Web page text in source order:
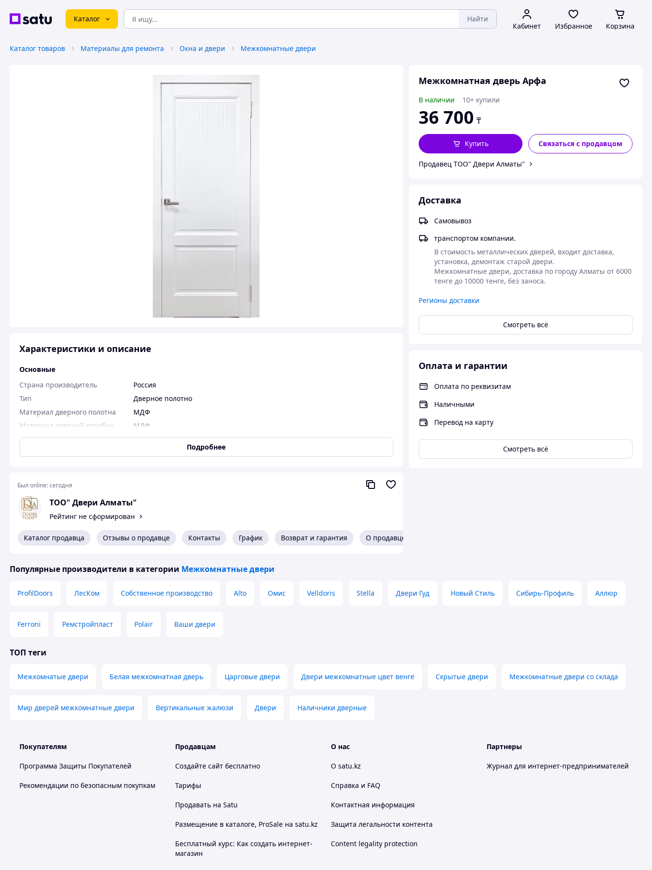
Каталог Найти
Кабинет Избранное Корзина
Каталог товаров Материалы для ремонта Окна и двери Межкомнатные двери
Межкомнатная дверь Арфа
В наличии 10+ купили
36 700 ₸
Купить Связаться с продавцом
Продавец ТОО" Двери Алматы"
Доставка
Самовывоз
транспортом компании.
В стоимость металлических дверей, входит доставка,
установка, демонтаж старой двери.
Межкомнатные двери, доставка по городу Алматы от 6000
тенге до 10000 тенге, без заноса.
Регионы доставки
Смотреть всё
Оплата и гарантии
Оплата по реквизитам
Наличными
Перевод на карту
Смотреть всё
Характеристики и описание
Основные
Страна производитель
Россия
Тип
Дверное полотно
Материал дверного полотна
МДФ
Материал дверной коробки
МДФ
Число полотен двери
Однопольные
Отделка поверхности
Состояние
Цвет дверей
Белый
Комплектация
Наличники
Да
Доборная доска
Размеры
Толщина двери
35 мм
изготовлено из бруса хвойных пород МДФ. Фрезеровка а полотне . Покрытие ПВХ , софт белый.
Высота: 2000
Похожие товары по характеристикам
Подробнее
Был online:сегодня
ТОО" Двери Алматы"
Рейтинг не сформирован
Каталог продавца Отзывы о продавце Контакты График Возврат и гарантия О продавце
Популярные производители в категории Межкомнатные двери
ProfilDoors ЛесКом Собственное производство Alto Омис Velldoris Stella Двери Гуд Новый Стиль Сибирь-Профиль Аллюр
Ferroni Ремстройпласт Polair Ваши двери
ТОП теги
Межкомнатые двери Белая межкомнатная дверь Царговые двери Двери межкомнатные цвет венге Скрытые двери Межкомнатные двери со склада
Мир дверей межкомнатные двери Вертикальные жалюзи Двери Наличники дверные
Покупателям
Программа Защиты Покупателей
Рекомендации по безопасным покупкам
Продавцам
Создайте сайт бесплатно
Тарифы
Продавать на Satu
Размещение в каталоге, ProSale на satu.kz
Бесплатный курс: Как создать интернет-
магазин
О нас
О satu.kz
Справка и FAQ
Контактная информация
Защита легальности контента
Content legality protection
Партнеры
Журнал для интернет-предпринимателей